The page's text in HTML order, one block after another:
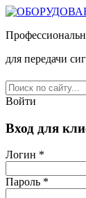
для передачи
Войти
Вход для
Логин *
Пароль *